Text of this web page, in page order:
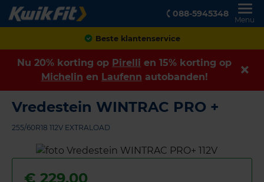
088-5945348
Menu
Achteraf betalen
Nu 20% korting op Pirelli en 15% korting op
Michelin en Laufenn autobanden!
Vredestein WINTRAC PRO +
255/60R18 112V EXTRALOAD
€ 229,00